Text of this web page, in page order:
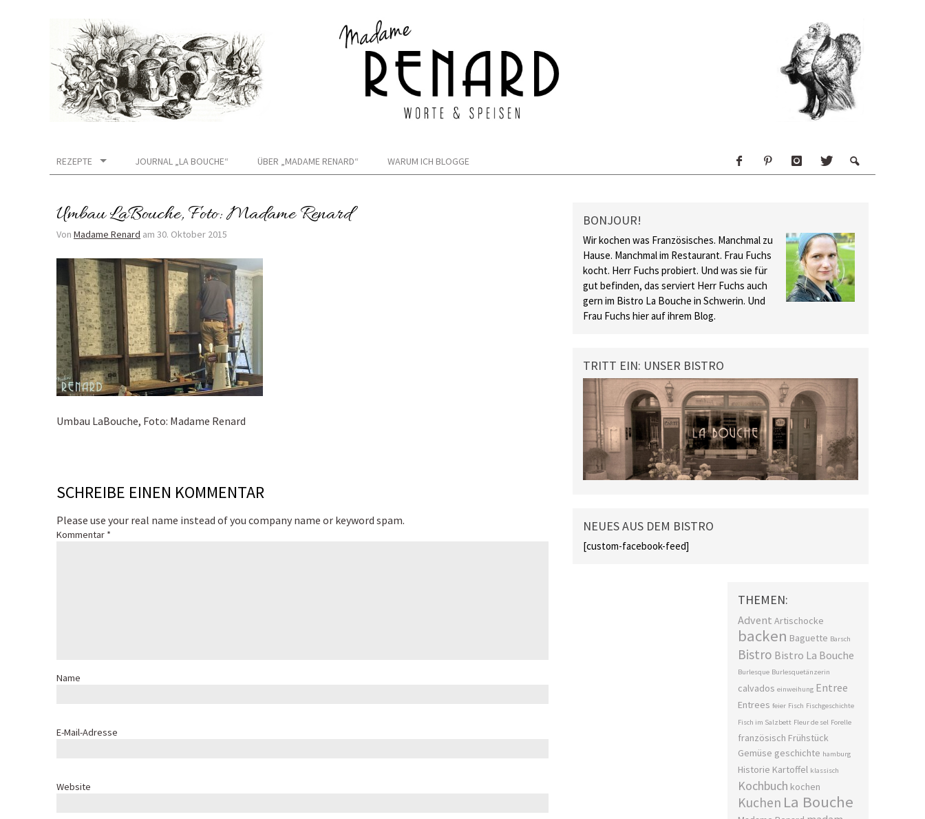
REZEPTE JOURNAL „LA BOUCHE“ ÜBER „MADAME RENARD“ WARUM ICH BLOGGE
Umbau LaBouche, Foto: Madame Renard
Von Madame Renard am 30. Oktober 2015
Umbau LaBouche, Foto: Madame Renard
SCHREIBE EINEN KOMMENTAR
Please use your real name instead of you company name or keyword spam.
Kommentar *
Name
E-Mail-Adresse
Website
BONJOUR!
Wir kochen was Französisches. Manchmal zu
Hause. Manchmal im Restaurant. Frau Fuchs
kocht. Herr Fuchs probiert. Und was sie für
gut befinden, das serviert Herr Fuchs auch
gern im Bistro La Bouche in Schwerin. Und
Frau Fuchs hier auf ihrem Blog.
TRITT EIN: UNSER BISTRO
NEUES AUS DEM BISTRO
[custom-facebook-feed]
THEMEN:
Advent Artischocke
backen Baguette Barsch
Bistro Bistro La Bouche
Burlesque Burlesquetänzerin
calvados einweihung Entree
Entrees feier Fisch Fischgeschichte
Fisch im Salzbett Fleur de sel Forelle
französisch Frühstück
Gemüse geschichte hamburg
Historie Kartoffel klassisch
Kochbuch kochen
Kuchen La Bouche